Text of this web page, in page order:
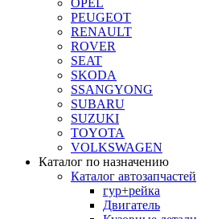
OPEL
PEUGEOT
RENAULT
ROVER
SEAT
SKODA
SSANGYONG
SUBARU
SUZUKI
TOYOTA
VOLKSWAGEN
Каталог по назначению
Каталог автозапчастей
гур+рейка
Двигатель